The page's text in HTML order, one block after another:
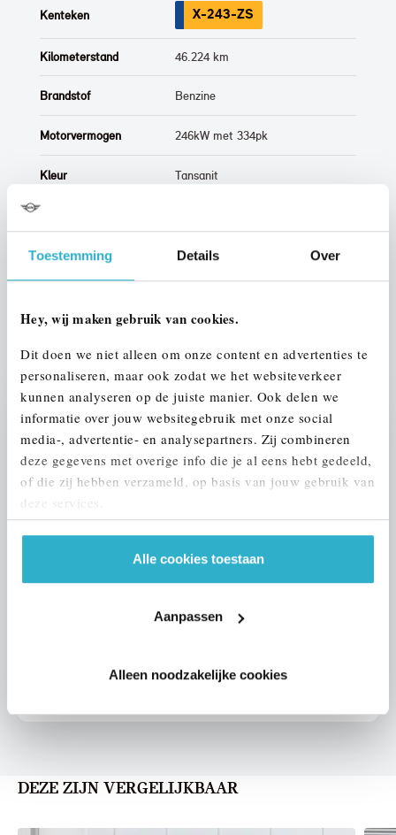
Toestemming Details Over
Hey, wij maken gebruik van cookies.
Dit doen we niet alleen om onze content en advertenties te
personaliseren, maar ook zodat we het websiteverkeer
kunnen analyseren op de juiste manier. Ook delen we
informatie over jouw websitegebruik met onze social
media-, advertentie- en analysepartners. Zij combineren
deze gegevens met overige info die je al eens hebt gedeeld,
of die zij hebben verzameld, op basis van jouw gebruik van
deze services.
Alle cookies toestaan
Aanpassen
Alleen noodzakelijke cookies
Stap 1 van 3
UW AUTO INRUILEN?
VOORSTEL AANVRAGEN
U vertelt meer over uw auto
Kenteken X-243-ZS
Kilometerstand 46.224 km
Brandstof Benzine
Motorvermogen 246kW met 334pk
Kleur Tansanit
Btw/Marge BTW
ALLE OPTIES EN SPECIFICATIES
DEZE ZIJN VERGELIJKBAAR